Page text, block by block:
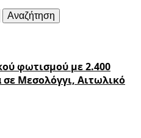
φωτισμού με 2.400
Μεσολόγγι, Αιτωλικό